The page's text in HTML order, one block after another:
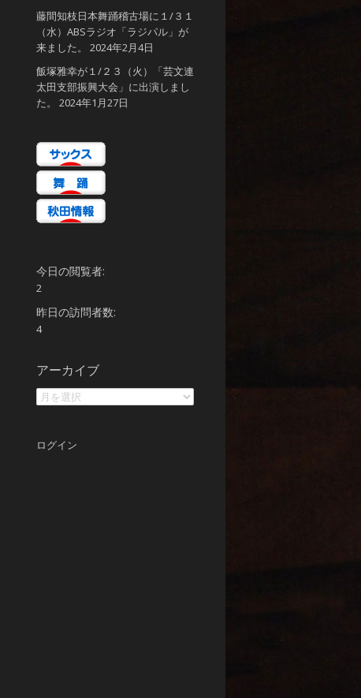
藤間知枝日本舞踊稽古場に１/３１
（水）ABSラジオ「ラジパル」が
来ました。
2024年2月4日
飯塚雅幸が１/２３（火）「芸文連
太田支部振興大会」に出演しまし
た。
2024年1月27日
今日の閲覧者:
2
昨日の訪問者数:
4
アーカイブ
ア
ー
カ
ログイン